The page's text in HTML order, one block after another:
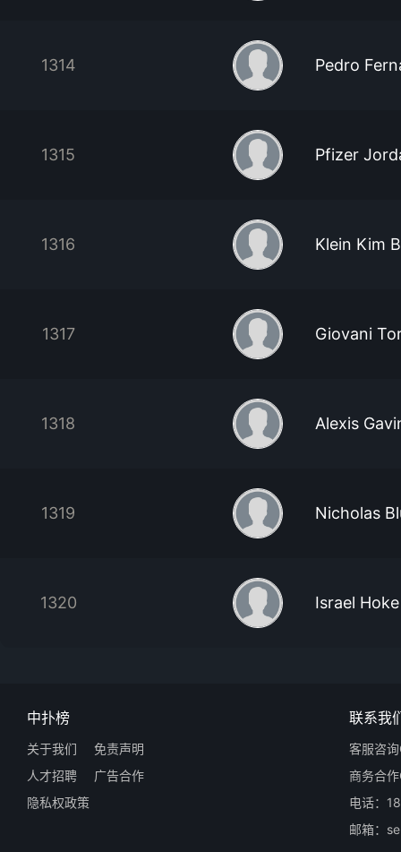
1314 Pedro
1315 Pfizer
1316 Klein Kim
1317 Giovani
1318 Alexis
1319 Nicholas
1320 Israel Hoke
中扑榜
关于我们
免责声明
人才招聘
广告合作
隐私权政策
联系我
客服咨
商务合
电话：
邮箱：